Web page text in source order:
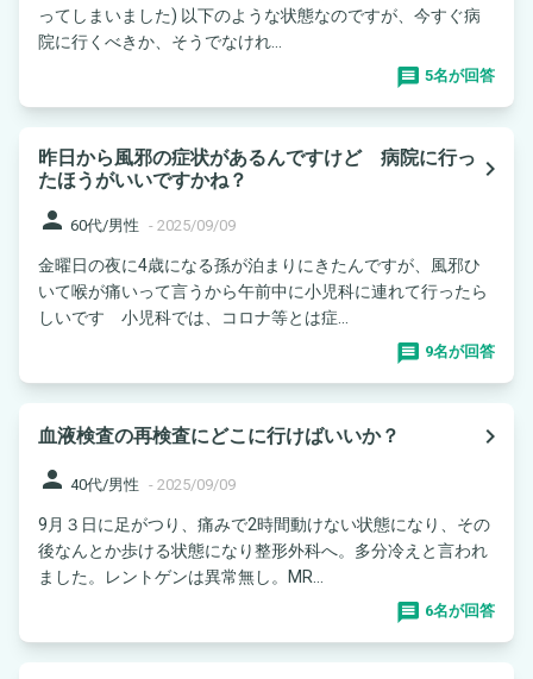
ってしまいました) 以下のような状態なのですが、今すぐ病
院に行くべきか、そうでなけれ...
5名が回答
昨日から風邪の症状があるんですけど 病院に行っ
たほうがいいですかね？
navigate_next
person 60代/男性 - 2025/09/09
金曜日の夜に4歳になる孫が泊まりにきたんですが、風邪ひ
いて喉が痛いって言うから午前中に小児科に連れて行ったら
しいです 小児科では、コロナ等とは症...
9名が回答
血液検査の再検査にどこに行けばいいか？
navigate_next
person 40代/男性 - 2025/09/09
9月３日に足がつり、痛みで2時間動けない状態になり、その
後なんとか歩ける状態になり整形外科へ。多分冷えと言われ
ました。レントゲンは異常無し。MR...
6名が回答